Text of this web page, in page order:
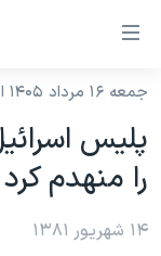
لینکهای
دسترسی
جهش
محتوای
اصلی
نسخه سبک
موضوع ها
ایران
برنامه های
جمعه ۱۶ مرداد ۱۴۰۵ ایران ۲۱:۰۵
پليس
را منهدم کرد - 2002-
۱۴ شهریور ۱۳۸۱